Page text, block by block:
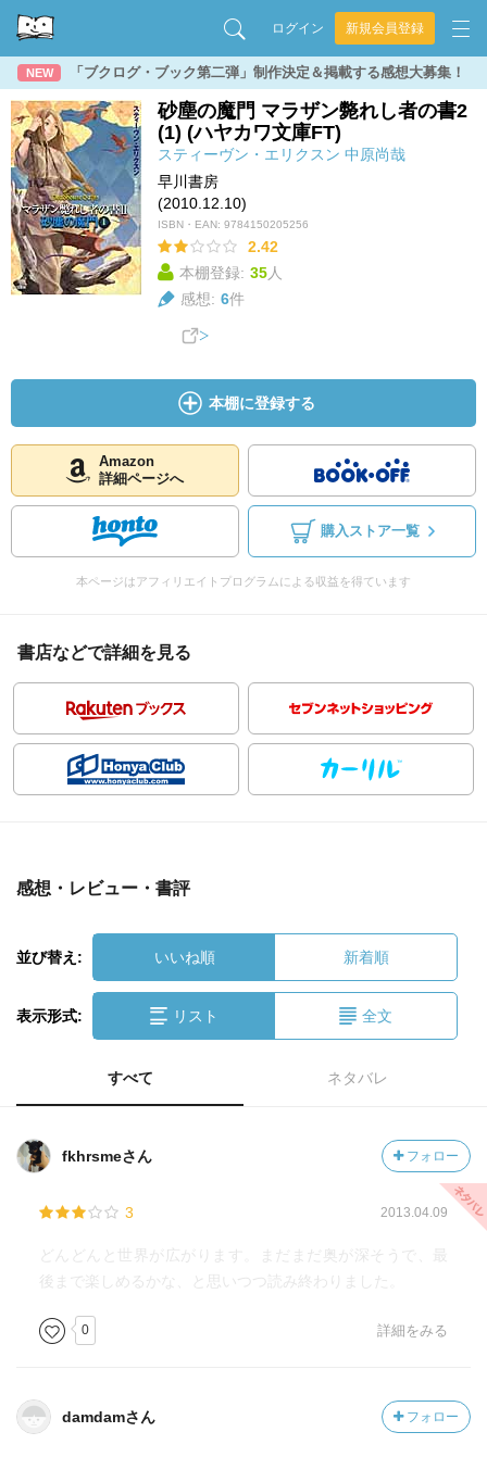
ログイン 新規会員登録
NEW 「ブクログ・ブック第二弾」制作決定＆掲載する感想大募集！
砂塵の魔門 マラザン斃れし者の書2
(1) (ハヤカワ文庫FT)
スティーヴン・エリクスン 中原尚哉
早川書房
(2010.12.10)
ISBN・EAN: 9784150205256
2.42
本棚登録: 35人
感想: 6件
本棚に登録する
Amazon
詳細ページへ
購入ストア一覧
本ページはアフィリエイトプログラムによる収益を得ています
書店などで詳細を見る
感想・レビュー・書評
並び替え: いいね順 新着順
表示形式: リスト 全文
すべて ネタバレ
fkhrsmeさん フォロー
3 2013.04.09
どんどんと世界が広がります。まだまだ奥が深そうで、最
後まで楽しめるかな、と思いつつ読み終わりました。
0 詳細をみる
damdamさん フォロー